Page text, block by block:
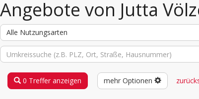
Angebote von Jutta
Alle Nutzungsarten
0 Treffer anzeigen mehr Optionen